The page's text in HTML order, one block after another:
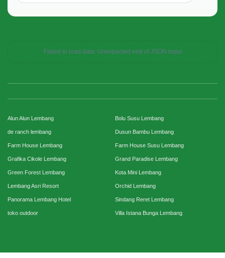
Failed to load data: Unexpected end of JSON input
Alun Alun Lembang Bolu Susu Lembang
de ranch lembang Dusun Bambu Lembang
Farm House Lembang Farm House Susu Lembang
Grafika Cikole Lembang Grand Paradise Lembang
Green Forest Lembang Kota Mini Lembang
Lembang Asri Resort Orchid Lembang
Panorama Lembang Hotel Sindang Reret Lembang
toko outdoor Villa Istana Bunga Lembang